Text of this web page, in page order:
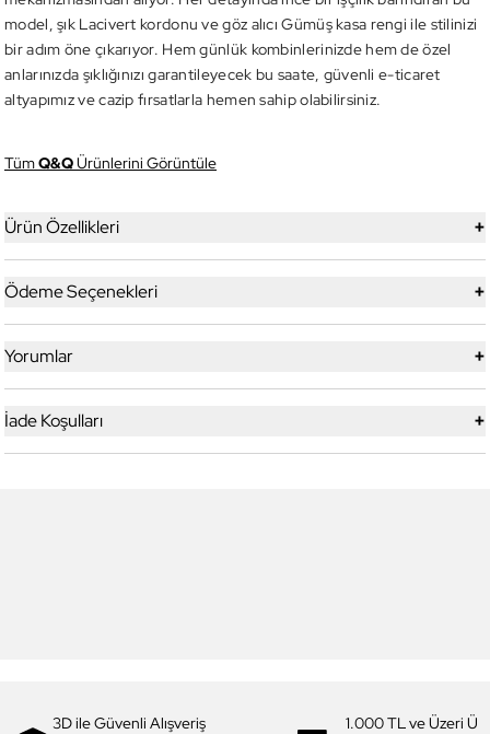
model, şık Lacivert kordonu ve göz alıcı Gümüş kasa rengi ile stilinizi
bir adım öne çıkarıyor. Hem günlük kombinlerinizde hem de özel
anlarınızda şıklığınızı garantileyecek bu saate, güvenli e-ticaret
altyapımız ve cazip fırsatlarla hemen sahip olabilirsiniz.
TümQ&QÜrünlerini Görüntüle
Ürün Özellikleri +
Ödeme Seçenekleri +
Yorumlar +
İade Koşulları +
3D ile Güvenli Alışveriş
1.000 TL ve Üzeri